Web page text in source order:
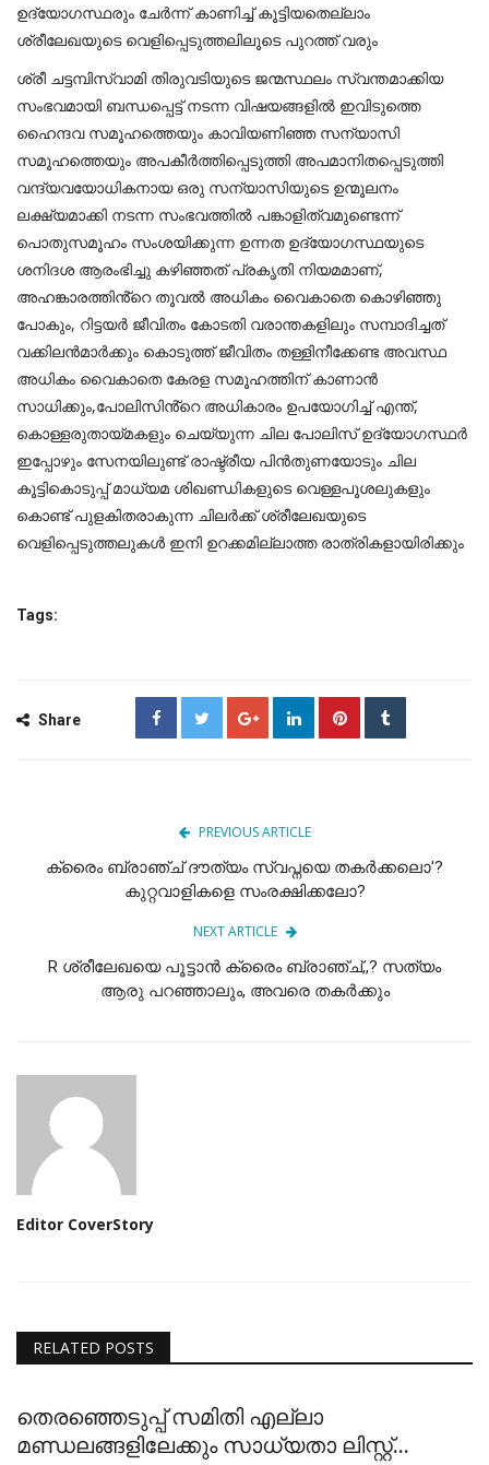
ഉദ്യോഗസ്ഥരും ചേർന്ന് കാണിച്ച് കൂട്ടിയതെല്ലാം
ശ്രീലേഖയുടെ വെളിപ്പെടുത്തലിലൂടെ പുറത്ത് വരും
ശ്രീ ചട്ടമ്പിസ്വാമി തിരുവടിയുടെ ജന്മസ്ഥലം സ്വന്തമാക്കിയ
സംഭവമായി ബന്ധപ്പെട്ട് നടന്ന വിഷയങ്ങളിൽ ഇവിടുത്തെ
ഹൈന്ദവ സമൂഹത്തെയും കാവിയണിഞ്ഞ സന്യാസി
സമൂഹത്തെയും അപകീർത്തിപ്പെടുത്തി അപമാനിതപ്പെടുത്തി
വന്ദ്യവയോധികനായ ഒരു സന്യാസിയുടെ ഉന്മൂലനം
ലക്ഷ്യമാക്കി നടന്ന സംഭവത്തിൽ പങ്കാളിത്വമുണ്ടെന്ന്
പൊതുസമൂഹം സംശയിക്കുന്ന ഉന്നത ഉദ്യോഗസ്ഥയുടെ
ശനിദശ ആരംഭിച്ചു കഴിഞ്ഞത് പ്രകൃതി നിയമമാണ്,
അഹങ്കാരത്തിൻ്റെ തൂവൽ അധികം വൈകാതെ കൊഴിഞ്ഞു
പോകും, റിട്ടയർ ജീവിതം കോടതി വരാന്തകളിലും സമ്പാദിച്ചത്
വക്കിലൻമാർക്കും കൊടുത്ത് ജീവിതം തള്ളിനീക്കേണ്ട അവസ്ഥ
അധികം വൈകാതെ കേരള സമൂഹത്തിന് കാണാൻ
സാധിക്കും,പോലിസിൻ്റെ അധികാരം ഉപയോഗിച്ച് എന്ത്,
കൊള്ളരുതായ്മകളും ചെയ്യുന്ന ചില പോലിസ് ഉദ്യോഗസ്ഥർ
ഇപ്പോഴും സേനയിലുണ്ട് രാഷ്ട്രീയ പിൻതുണയോടും ചില
കൂട്ടികൊടുപ്പ് മാധ്യമ ശിഖണ്ഡികളുടെ വെള്ളപൂശലുകളും
കൊണ്ട് പുളകിതരാകുന്ന ചിലർക്ക് ശ്രീലേഖയുടെ
വെളിപ്പെടുത്തലുകൾ ഇനി ഉറക്കമില്ലാത്ത രാത്രികളായിരിക്കും
Tags:
Share
PREVIOUS ARTICLE
ക്രൈം ബ്രാഞ്ച് ദൗത്യം സ്വപ്നയെ തകർക്കലൊ'?
കുറ്റവാളികളെ സംരക്ഷിക്കലോ?
NEXT ARTICLE
R ശ്രീലേഖയെ പൂട്ടാൻ ക്രൈം ബ്രാഞ്ച്,,? സത്യം
ആരു പറഞ്ഞാലും, അവരെ തകർക്കും
Editor CoverStory
RELATED POSTS
തെരഞ്ഞെടുപ്പ് സമിതി എല്ലാ
മണ്ഡലങ്ങളിലേക്കും സാധ്യതാ ലിസ്റ്റ്...